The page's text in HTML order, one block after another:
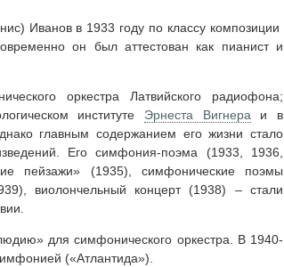
Иванов в 1933 году по классу композиции
он был аттестован как пианист и
оркестра Латвийского радиофона;
институте Эрнеста Вигнера и в
главным содержанием его жизни стало
Его симфония-поэма (1933, 1936,
пейзажи» (1935), симфонические поэмы
виолончельный концерт (1938) – стали
для симфонического оркестра. В 1940-
(«Атлантида»).